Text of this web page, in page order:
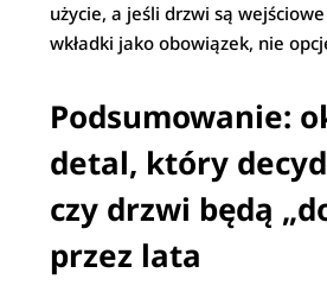
użycie, a jeśli drzwi są
wkładki jako obowiązek, nie
Podsumowanie:
detal, który
czy drzwi będą
przez lata